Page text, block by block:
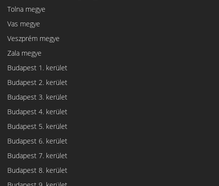
Tolna megye
Vas megye
Veszprém megye
Zala megye
Budapest 1. kerület
Budapest 2. kerület
Budapest 3. kerület
Budapest 4. kerület
Budapest 5. kerület
Budapest 6. kerület
Budapest 7. kerület
Budapest 8. kerület